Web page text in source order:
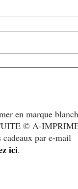
en marque
© A-
cadeaux par e-mail
ici.